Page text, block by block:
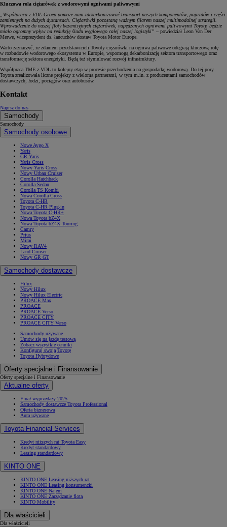
Kluczowa rola ciężarówek z wodorowymi ogniwami paliwowymi
„Współpraca z VDL Groep pomoże nam zdekarbonizować transport naszych komponentów, pojazdów i części
zamiennych na dużych dystansach. Ciężarówki pozostaną ważnym filarem naszej multimodalnej strategii.
Wprowadzenie do naszej floty bezemisyjnych ciężarówek, napędzanych ogniwami paliwowymi Toyoty, będzie
miało ogromny wpływ na redukcję śladu węglowego całej naszej logistyki” – powiedział Leon Van Der
Merwe, wiceprezydent ds. łańcuchów dostaw Toyota Motor Europe.
Warto zaznaczyć, że zdaniem przedstawicieli Toyoty ciężarówki na ogniwa paliwowe odegrają kluczową rolę
w rozbudowie wodorowego ekosystemu w Europie, wspomogą dekarbonizację sektora transportowego oraz
transformację sektora energetyki. Będą też stymulować rozwój infrastruktury.
Współpraca TME z VDL to kolejny etap w procesie przechodzenia na gospodarkę wodorową. Do tej pory
Toyota zrealizowała liczne projekty z wieloma partnerami, w tym m.in. z producentami samochodów
dostawczych, łodzi, pociągów oraz autobusów.
Kontakt
Napisz do nas
Samochody
Samochody
Samochody osobowe
Nowe Aygo X
Yaris
GR Yaris
Yaris Cross
Nowy Yaris Cross
Nowy Urban Cruiser
Corolla Hatchback
Corolla Sedan
Corolla TS Kombi
Nowa Corolla Cross
Toyota C-HR
Toyota C-HR Plug-in
Nowa Toyota C-HR+
Nowa Toyota bZ4X
Nowa Toyota bZ4X Touring
Camry
Prius
Mirai
Nowy RAV4
Land Cruiser
Nowy GR GT
Samochody dostawcze
Hilux
Nowy Hilux
Nowy Hilux Electric
PROACE Max
PROACE
PROACE Verso
PROACE CITY
PROACE CITY Verso
Samochody używane
Umów się na jazdę testową
Zobacz wszystkie cenniki
Konfiguruj swoją Toyotę
Toyota Hybrydowe
Oferty specjalne i Finansowanie
Oferty specjalne i Finansowanie
Aktualne oferty
Finał wyprzedaży 2025
Samochody dostawcze Toyota Professional
Oferta biznesowa
Auta używane
Toyota Financial Services
Kredyt niższych rat Toyota Easy
Kredyt standardowy
Leasing standardowy
KINTO ONE
KINTO ONE Leasing niższych rat
KINTO ONE Leasing konsumencki
KINTO ONE Najem
KINTO ONE Zarządzanie flotą
KINTO Mobility
Dla właścicieli
Dla właścicieli